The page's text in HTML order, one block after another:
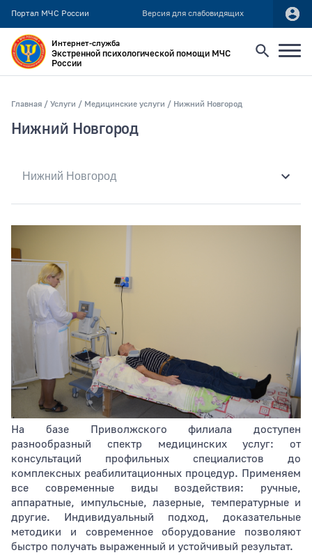
Портал МЧС России Версия для слабовидящих
отдельным словам
Публикация не ранее
Публикация не позднее
Тип раздела
Сортировать по
Интернет-служба
Экстренной психологической помощи МЧС
России
Главная Услуги Медицинские услуги Нижний Новгород
На базе Приволжского филиала доступен
разнообразный спектр медицинских услуг: от
консультаций профильных специалистов до
комплексных реабилитационных процедур. Применяем
все современные виды воздействия: ручные,
аппаратные, импульсные, лазерные, температурные и
другие. Индивидуальный подход, доказательные
методики и современное оборудование позволяют
быстро получать выраженный и устойчивый результат.
Нижний Новгород